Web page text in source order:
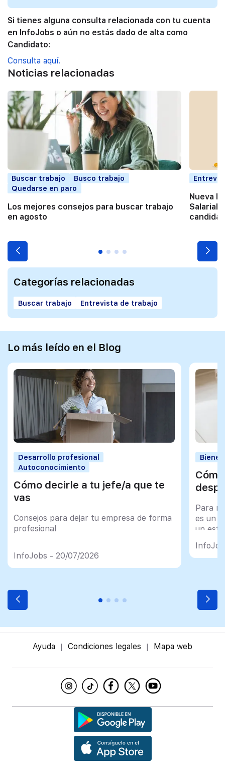
Si tienes alguna consulta relacionada con tu cuenta
en InfoJobs o aún no estás dado de alta como
Candidato:
Consulta aquí.
Noticias relacionadas
Buscar trabajo
Busco trabajo
Quedarse en paro
Los mejores consejos para buscar trabajo
en agosto
Nueva
Salarial:
Categorías relacionadas
Buscar trabajo Entrevista de trabajo
Lo más leído en el Blog
Desarrollo profesional
Autoconocimiento
Cómo decirle a tu jefe/a que te
vas
Consejos para dejar tu empresa de forma
profesional
InfoJobs - 20/07/2026
Para
es un
un
Ayuda Condiciones legales Mapa web